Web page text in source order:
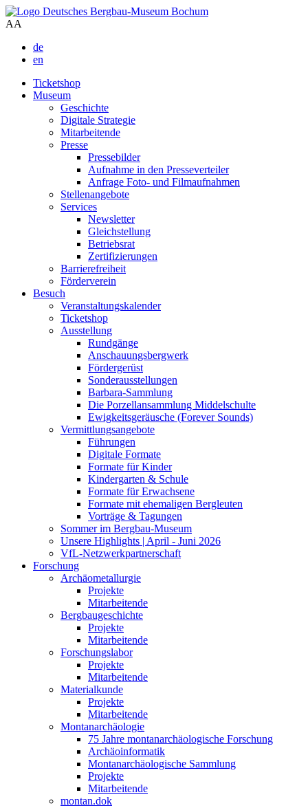
AA
de
en
Ticketshop
Museum
Geschichte
Digitale Strategie
Mitarbeitende
Presse
Pressebilder
Aufnahme in den Presseverteiler
Anfrage Foto- und Filmaufnahmen
Stellenangebote
Services
Newsletter
Gleichstellung
Betriebsrat
Zertifizierungen
Barrierefreiheit
Förderverein
Besuch
Veranstaltungskalender
Ticketshop
Ausstellung
Rundgänge
Anschauungsbergwerk
Fördergerüst
Sonderausstellungen
Barbara-Sammlung
Die Porzellansammlung Middelschulte
Ewigkeitsgeräusche (Forever Sounds)
Vermittlungsangebote
Führungen
Digitale Formate
Formate für Kinder
Kindergarten & Schule
Formate für Erwachsene
Formate mit ehemaligen Bergleuten
Vorträge & Tagungen
Sommer im Bergbau-Museum
Unsere Highlights | April - Juni 2026
VfL-Netzwerkpartnerschaft
Forschung
Archäometallurgie
Projekte
Mitarbeitende
Bergbaugeschichte
Projekte
Mitarbeitende
Forschungslabor
Projekte
Mitarbeitende
Materialkunde
Projekte
Mitarbeitende
Montanarchäologie
75 Jahre montanarchäologische Forschung
Archäoinformatik
Montanarchäologische Sammlung
Projekte
Mitarbeitende
montan.dok